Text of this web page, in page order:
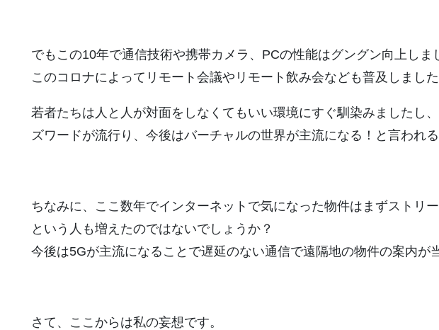
でもこの10年で通信技術や携帯カメラ、PCの性能はグングン向上しま
このコロナによってリモート会議やリモート飲み会なども普及しました
若者たちは人と人が対面をしなくてもいい環境にすぐ馴染みましたし
ズワードが流行り、今後はバーチャルの世界が主流になる！と言われる
ちなみに、ここ数年でインターネットで気になった物件はまずストリ
という人も増えたのではないでしょうか？
今後は5Gが主流になることで遅延のない通信で遠隔地の物件の案内が
さて、ここからは私の妄想です。